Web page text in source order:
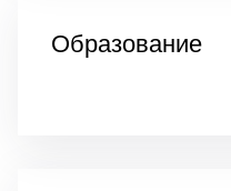
Образование